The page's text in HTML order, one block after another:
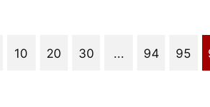
10 20 30 ... 94 95